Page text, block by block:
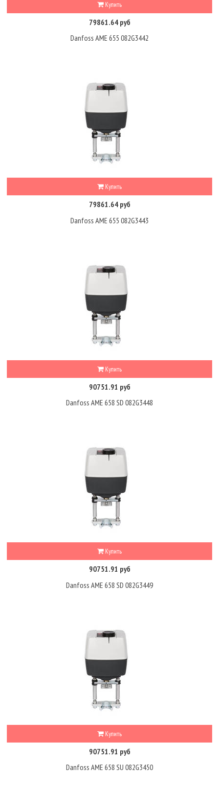
Купить
79861.64 руб
Danfoss AME 655 082G3442
Купить
79861.64 руб
Danfoss AME 655 082G3443
Купить
90751.91 руб
Danfoss AME 658 SD 082G3448
Купить
90751.91 руб
Danfoss AME 658 SD 082G3449
Купить
90751.91 руб
Danfoss AME 658 SU 082G3450